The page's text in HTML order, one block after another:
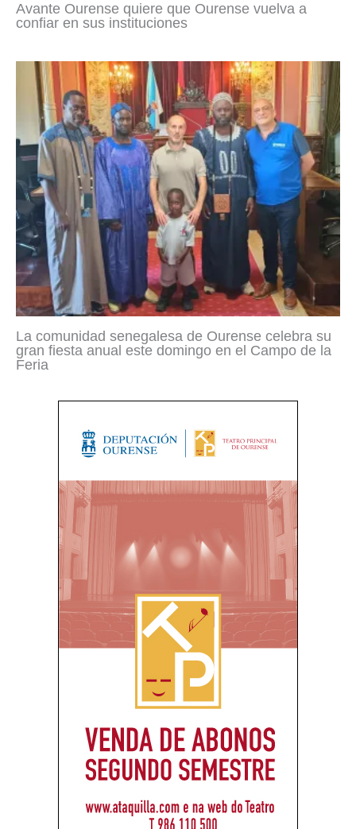
Avante Ourense quiere que Ourense vuelva a
confiar en sus instituciones
La comunidad senegalesa de Ourense celebra su
gran fiesta anual este domingo en el Campo de la
Feria